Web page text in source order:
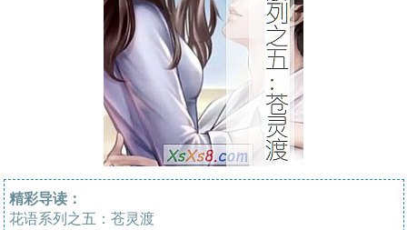
精彩导读：
花语系列之五：苍灵渡